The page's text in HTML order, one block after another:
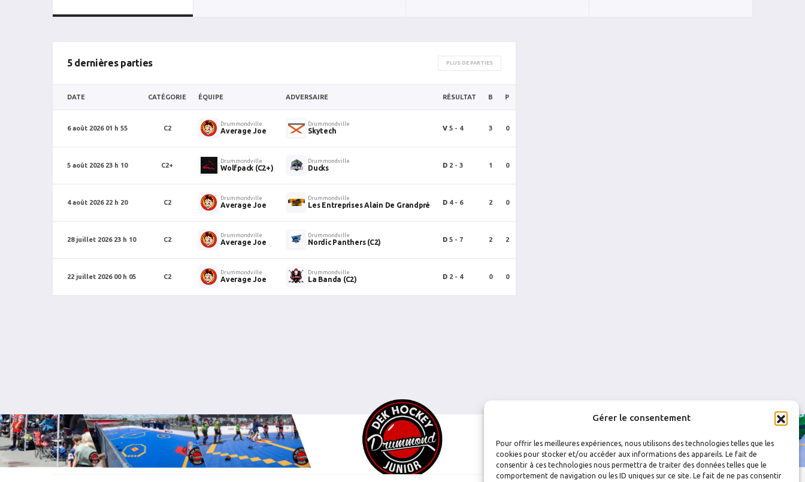
Gérer le consentement
Pour offrir les meilleures expériences, nous utilisons des technologies telles que les
cookies pour stocker et/ou accéder aux informations des appareils. Le fait de
consentir à ces technologies nous permettra de traiter des données telles que le
comportement de navigation ou les ID uniques sur ce site. Le fait de ne pas consentir
5 dernières parties PLUS DE PARTIES
DATE CATÉGORIE ÉQUIPE ADVERSAIRE RÉSULTAT B P
6 août 2026 01 h 55 C2
Drummondville
Average Joe
Drummondville
Skytech V 5 - 4 3 0
5 août 2026 23 h 10 C2+
Drummondville
Wolfpack (C2+)
Drummondville
Ducks D 2 - 3 1 0
4 août 2026 22 h 20 C2
Drummondville
Average Joe
Drummondville
Les Entreprises Alain De Grandpré D 4 - 6 2 0
28 juillet 2026 23 h 10 C2
Drummondville
Average Joe
Drummondville
Nordic Panthers (C2) D 5 - 7 2 2
22 juillet 2026 00 h 05 C2
Drummondville
Average Joe
Drummondville
La Banda (C2) D 2 - 4 0 0